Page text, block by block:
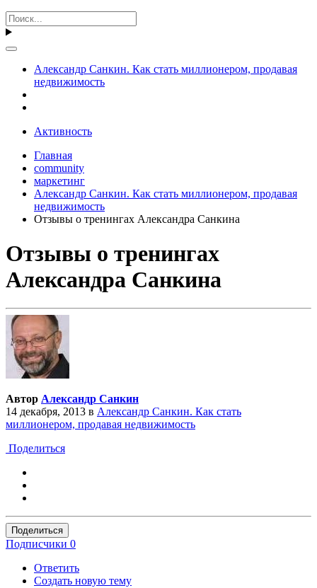
Александр Санкин. Как стать миллионером, продавая
недвижимость
Активность
Главная
community
маркетинг
Александр Санкин. Как стать миллионером, продавая
недвижимость
Отзывы о тренингах Александра Санкина
Отзывы о тренингах
Александра Санкина
Автор Александр Санкин
14 декабря, 2013 в Александр Санкин. Как стать
миллионером, продавая недвижимость
Поделиться
Поделиться
Подписчики 0
Ответить
Создать новую тему